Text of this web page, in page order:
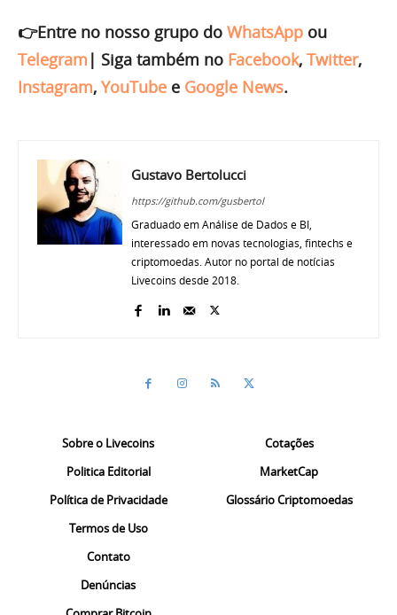
👉Entre no nosso grupo do WhatsApp ou
Telegram | Siga também no Facebook, Twitter,
Instagram, YouTube e Google News.
Gustavo Bertolucci
https://github.com/gusbertol
Graduado em Análise de Dados e BI,
interessado em novas tecnologias, fintechs e
criptomoedas. Autor no portal de notícias
Livecoins desde 2018.
Sobre o Livecoins
Politica Editorial
Política de Privacidade
Termos de Uso
Contato
Denúncias
Cotações
MarketCap
Glossário Criptomoedas